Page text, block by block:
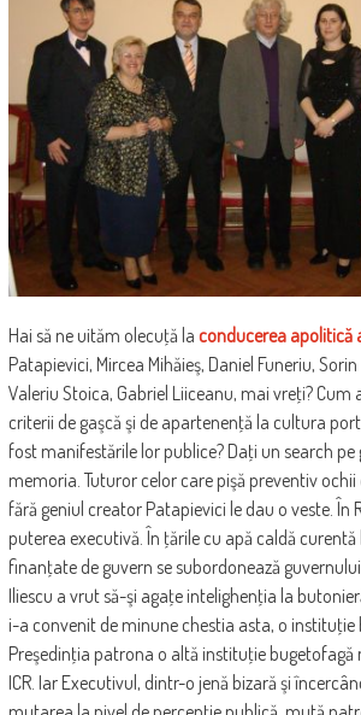
Hai să ne uităm olecuţă la conducerea apolitică
Patapievici, Mircea Mihăieş, Daniel Funeriu,
Valeriu Stoica, Gabriel Liiceanu, mai vreţi? Cum
criterii de gaşcă şi de apartenenţă la cultura
fost manifestările lor publice? Daţi un search pe
memoria. Tuturor celor care pişă preventiv
fără geniul creator Patapievici le dau o veste.
puterea executivă. În ţările cu apă caldă
finanţate de guvern se subordonează
Iliescu a vrut să-şi agaţe intelighenţia la
i-a convenit de minune chestia asta, o instituţie
Preşedinţia patrona o altă instituţie bugetofagă
ICR. Iar Executivul, dintr-o jenă bizară şi